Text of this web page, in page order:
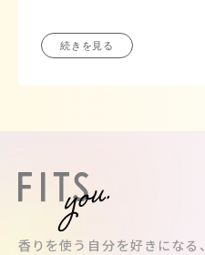
続きを見る
香りを使う自分を好きになる、